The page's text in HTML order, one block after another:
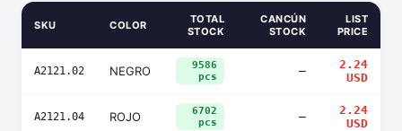
SKU COLOR
TOTAL
STOCK
CANCÚN
STOCK
LIST
PRICE
A2121.02 NEGRO
9586
pcs
—
2.24
USD
A2121.04 ROJO
6702
pcs
—
2.24
USD